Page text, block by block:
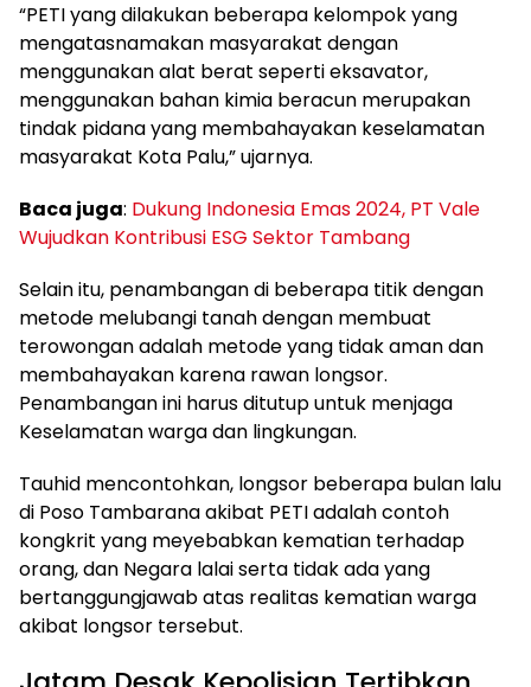
“PETI yang dilakukan beberapa kelompok yang
mengatasnamakan masyarakat dengan
menggunakan alat berat seperti eksavator,
menggunakan bahan kimia beracun merupakan
tindak pidana yang membahayakan keselamatan
masyarakat Kota Palu,” ujarnya.
Baca juga: Dukung Indonesia Emas 2024, PT Vale
Wujudkan Kontribusi ESG Sektor Tambang
Selain itu, penambangan di beberapa titik dengan
metode melubangi tanah dengan membuat
terowongan adalah metode yang tidak aman dan
membahayakan karena rawan longsor.
Penambangan ini harus ditutup untuk menjaga
Keselamatan warga dan lingkungan.
Tauhid mencontohkan, longsor beberapa bulan lalu
di Poso Tambarana akibat PETI adalah contoh
kongkrit yang meyebabkan kematian terhadap
orang, dan Negara lalai serta tidak ada yang
bertanggungjawab atas realitas kematian warga
akibat longsor tersebut.